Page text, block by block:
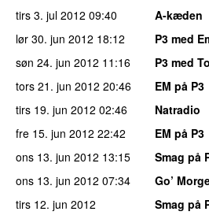
tirs 3. jul 2012 09:40
A-kæden
lør 30. jun 2012 18:12
P3 med
søn 24. jun 2012 11:16
P3 med
tors 21. jun 2012 20:46
EM på P3
tirs 19. jun 2012 02:46
Natradio
fre 15. jun 2012 22:42
EM på P3
ons 13. jun 2012 13:15
Smag på
ons 13. jun 2012 07:34
Go’
tirs 12. jun 2012
Smag på